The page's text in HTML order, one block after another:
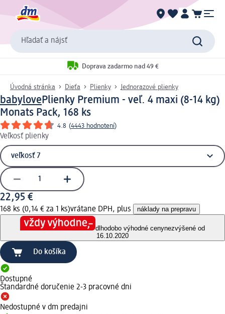
Hľadať a nájsť
Doprava zadarmo nad 49 €
Úvodná stránka Dieťa Plienky Jednorazové plienky
babylovePlienky Premium - veľ. 4 maxi (8-14 kg)
Monats Pack, 168 ks
4.8 (4443 hodnotení)
Veľkosť plienky
22,95 €
168 ks (0,14 € za 1 ks)vrátane DPH, plus náklady na prepravu
dlhodobo výhodné cenynezvýšené od
16.10.2020
Do košíka
Dostupné
Štandardné doručenie 2-3 pracovné dni
Nedostupné v dm predajni